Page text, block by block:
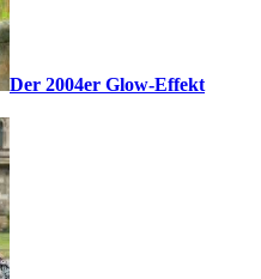
Der 2004er Glow-Effekt